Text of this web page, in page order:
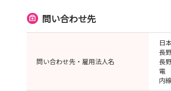
問い合わせ先
問い合わせ先・雇用法人名
日
長
長
電
内